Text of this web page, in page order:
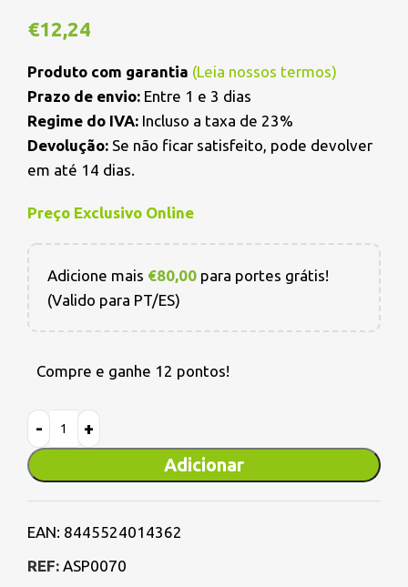
€12,24
Produto com garantia (Leia nossos termos)
Prazo de envio: Entre 1 e 3 dias
Regime do IVA: Incluso a taxa de 23%
Devolução: Se não ficar satisfeito, pode devolver
em até 14 dias.
Preço Exclusivo Online
Adicione mais €80,00 para portes grátis!
(Valido para PT/ES)
Compre e ganhe 12 pontos!
Adicionar
EAN: 8445524014362
REF: ASP0070